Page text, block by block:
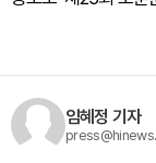
임혜정 기자